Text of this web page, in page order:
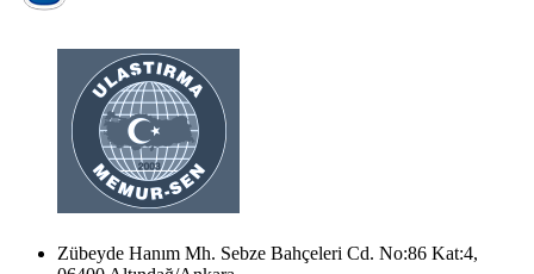
Zübeyde Hanım Mh. Sebze Bahçeleri Cd. No:86 Kat:4,